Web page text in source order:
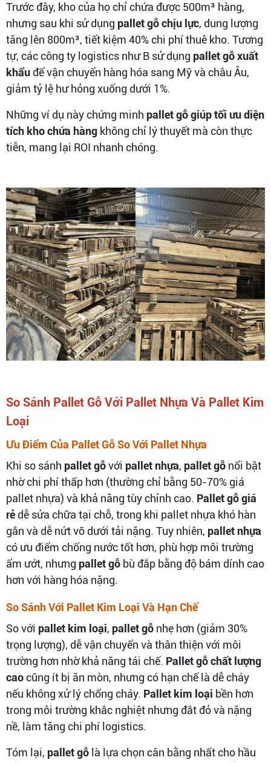
Trước đây, kho của họ chỉ chứa được 500m³ hàng,
nhưng sau khi sử dụng pallet gỗ chịu lực, dung lượng
tăng lên 800m³, tiết kiệm 40% chi phí thuê kho. Tương
tự, các công ty logistics như B sử dụng pallet gỗ xuất
khẩuđể vận chuyển hàng hóa sang Mỹ và châu Âu,
giảm tỷ lệ hư hỏng xuống dưới 1%.
Những ví dụ này chứng minh pallet gỗ giúp tối ưu diện
tích kho chứa hàng không chỉ lý thuyết mà còn thực
tiễn, mang lại ROI nhanh chóng.
So Sánh Pallet Gỗ Với Pallet Nhựa Và Pallet Kim
Loại
Ưu Điểm Của Pallet Gỗ So Với Pallet Nhựa
Khi so sánh pallet gỗvới pallet nhựa, pallet gỗ nổi bật
nhờ chi phí thấp hơn (thường chỉ bằng 50-70% giá
pallet nhựa) và khả năng tùy chỉnh cao. Pallet gỗ giá
rẻdễ sửa chữa tại chỗ, trong khi pallet nhựa khó hàn
gắn và dễ nứt vỡ dưới tải nặng. Tuy nhiên, pallet nhựa
có ưu điểm chống nước tốt hơn, phù hợp môi trường
ẩm ướt, nhưng pallet gỗ bù đắp bằng độ bám dính cao
hơn với hàng hóa nặng.
So Sánh Với Pallet Kim Loại Và Hạn Chế
So với pallet kim loại, pallet gỗ nhẹ hơn (giảm 30%
trọng lượng), dễ vận chuyển và thân thiện với môi
trường hơn nhờ khả năng tái chế. Pallet gỗ chất lượng
caocũng ít bị ăn mòn, nhưng có hạn chế là dễ cháy
nếu không xử lý chống cháy. Pallet kim loại bền hơn
trong môi trường khắc nghiệt nhưng đắt đỏ và nặng
nề, làm tăng chi phí logistics.
Tóm lại, pallet gỗ là lựa chọn cân bằng nhất cho hầu